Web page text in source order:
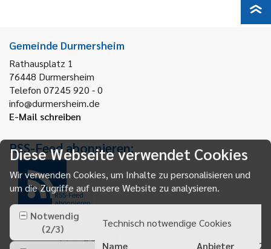
Gemeinde Durmersheim
Rathausplatz 1
76448 Durmersheim
Telefon 07245 920 - 0
info@durmersheim.de
E-Mail schreiben
RSS-Feed abonnieren:
RSS-Feed
abonnieren
Diese Webseite verwendet Cookies
Wir verwenden Cookies, um Inhalte zu personalisieren und
um die Zugriffe auf unsere Website zu analysieren.
Notwendig
(2/3)
Technisch notwendige Cookies
Name
Anbieter